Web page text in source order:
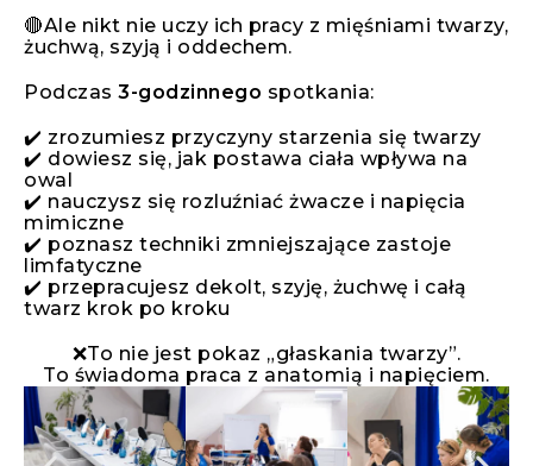
🔴Ale nikt nie uczy ich pracy z mięśniami twarzy,
żuchwą, szyją i oddechem.
Podczas 3-godzinnego spotkania:
✔️ zrozumiesz przyczyny starzenia się twarzy
✔️ dowiesz się, jak postawa ciała wpływa na
owal
✔️ nauczysz się rozluźniać żwacze i napięcia
mimiczne
✔️ poznasz techniki zmniejszające zastoje
limfatyczne
✔️ przepracujesz dekolt, szyję, żuchwę i całą
twarz krok po kroku
❌To nie jest pokaz „głaskania twarzy”.
To świadoma praca z anatomią i napięciem.